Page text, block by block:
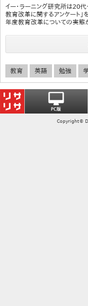
イー・ラーニング研究所は20
教育改革に関するアンケート」
年度教育改革についての実態
教育 英語 勉強
Copyright©